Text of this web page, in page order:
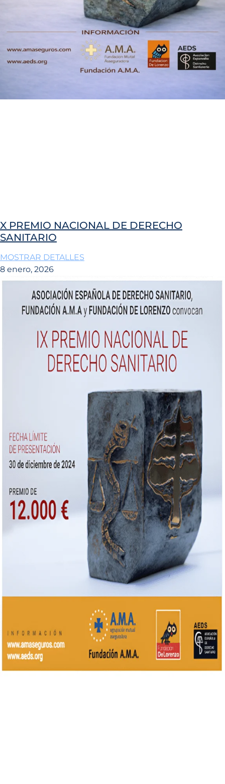
X PREMIO NACIONAL DE DERECHO
SANITARIO
MOSTRAR DETALLES
8 enero, 2026